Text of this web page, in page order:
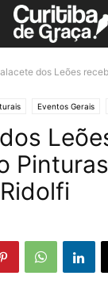
dos Leões
Eventos Gerais